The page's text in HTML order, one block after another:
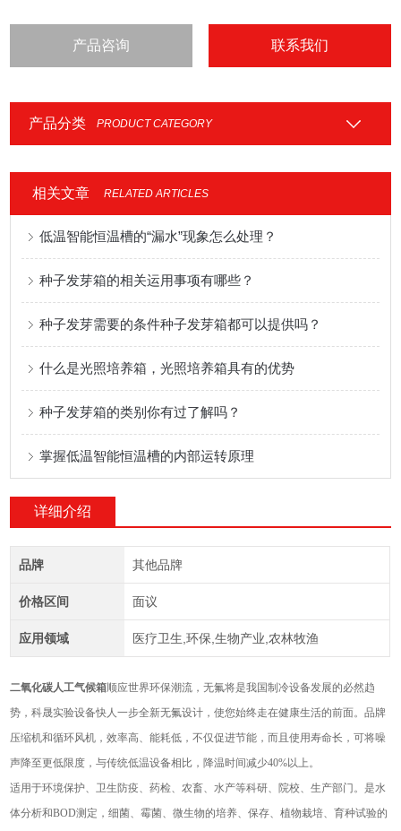
产品咨询 联系我们
产品分类 PRODUCT CATEGORY
相关文章 RELATED ARTICLES
低温智能恒温槽的“漏水”现象怎么处理？
种子发芽箱的相关运用事项有哪些？
种子发芽需要的条件种子发芽箱都可以提供吗？
什么是光照培养箱，光照培养箱具有的优势
种子发芽箱的类别你有过了解吗？
掌握低温智能恒温槽的内部运转原理
详细介绍
品牌 其他品牌
价格区间 面议
应用领域 医疗卫生,环保,生物产业,农林牧渔
二氧化碳人工气候箱 顺应世界环保潮流，无氟将是我国制冷设备发展的必然趋
势，科晟实验设备快人一步全新无氟设计，使您始终走在健康生活的前面。品牌
压缩机和循环风机，效率高、能耗低，不仅促进节能，而且使用寿命长，可将噪
声降至更低限度，与传统低温设备相比，降温时间减少40%以上。
适用于环境保护、卫生防疫、药检、农畜、水产等科研、院校、生产部门。是水
体分析和BOD测定，细菌、霉菌、微生物的培养、保存、植物栽培、育种试验的